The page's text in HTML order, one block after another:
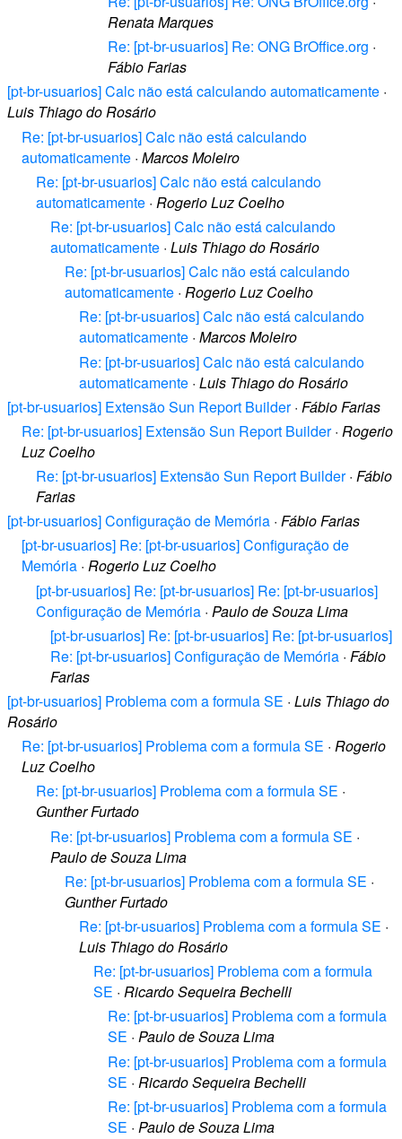
Renata Marques
Re: [pt-br-usuarios] Re: ONG BrOffice.org ·
Fábio Farias
[pt-br-usuarios] Calc não está calculando automaticamente ·
Luis Thiago do Rosário
Re: [pt-br-usuarios] Calc não está calculando
automaticamente · Marcos Moleiro
Re: [pt-br-usuarios] Calc não está calculando
automaticamente · Rogerio Luz Coelho
Re: [pt-br-usuarios] Calc não está calculando
automaticamente · Luis Thiago do Rosário
Re: [pt-br-usuarios] Calc não está calculando
automaticamente · Rogerio Luz Coelho
Re: [pt-br-usuarios] Calc não está calculando
automaticamente · Marcos Moleiro
Re: [pt-br-usuarios] Calc não está calculando
automaticamente · Luis Thiago do Rosário
[pt-br-usuarios] Extensão Sun Report Builder· Fábio Farias
Re: [pt-br-usuarios] Extensão Sun Report Builder· Rogerio
Luz Coelho
Re: [pt-br-usuarios] Extensão Sun Report Builder· Fábio
Farias
[pt-br-usuarios] Configuração de Memória · Fábio Farias
[pt-br-usuarios] Re: [pt-br-usuarios] Configuração de
Memória · Rogerio Luz Coelho
[pt-br-usuarios] Re: [pt-br-usuarios] Re: [pt-br-usuarios]
Configuração de Memória · Paulo de Souza Lima
[pt-br-usuarios] Re: [pt-br-usuarios] Re: [pt-br-usuarios]
Re: [pt-br-usuarios] Configuração de Memória · Fábio
Farias
[pt-br-usuarios] Problema com a formula SE · Luis Thiago do
Rosário
Re: [pt-br-usuarios] Problema com a formula SE · Rogerio
Luz Coelho
Re: [pt-br-usuarios] Problema com a formula SE ·
Gunther Furtado
Re: [pt-br-usuarios] Problema com a formula SE ·
Paulo de Souza Lima
Re: [pt-br-usuarios] Problema com a formula SE ·
Gunther Furtado
Re: [pt-br-usuarios] Problema com a formula SE ·
Luis Thiago do Rosário
Re: [pt-br-usuarios] Problema com a formula
SE · Ricardo Sequeira Bechelli
Re: [pt-br-usuarios] Problema com a formula
SE · Paulo de Souza Lima
Re: [pt-br-usuarios] Problema com a formula
SE · Ricardo Sequeira Bechelli
Re: [pt-br-usuarios] Problema com a formula
SE · Paulo de Souza Lima